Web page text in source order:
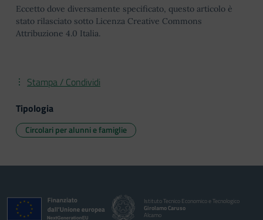
Eccetto dove diversamente specificato, questo articolo è
stato rilasciato sotto Licenza Creative Commons
Attribuzione 4.0 Italia.
Stampa / Condividi
Tipologia
Circolari per alunni e famiglie
Istituto Tecnico Economico e Tecnologico
Girolamo Caruso
Alcamo